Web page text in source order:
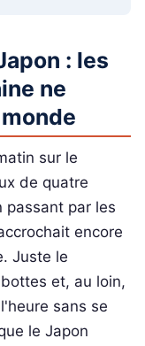
: les
ne
sur le
de quatre
passant par les
encore
Juste le
et, au loin,
sans se
le Japon